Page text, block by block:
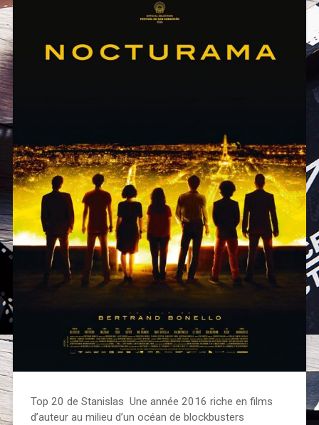
Top 20 de Stanislas Une année 2016 riche en films
d’auteur au milieu d’un océan de blockbusters